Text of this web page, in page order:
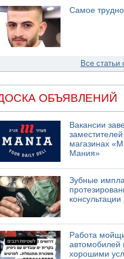
Самое
Все статьи
ОБЪЯВЛЕНИЙ
Вакансии
магазинах
Мания»
Зубные
Работа
автомобилей
хорошими